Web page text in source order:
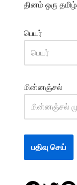
தினம் ஒரு
பெயர்
மின்னஞ்சல்